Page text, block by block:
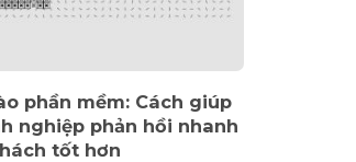
phần mềm: Cách giúp
nghiệp phản hồi nhanh
tốt hơn